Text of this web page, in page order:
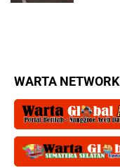
WARTA NETWORK